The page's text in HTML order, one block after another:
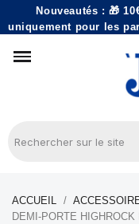
Nouveautés : 🎁
uniquement pour les
ACCUEIL
DEMI-PORTE